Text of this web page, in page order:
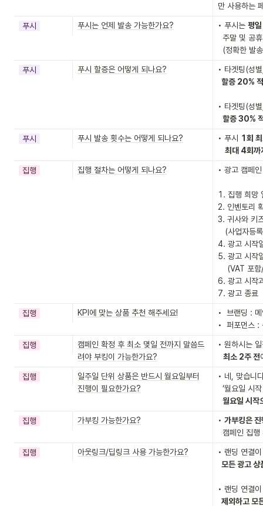
만 사용하는
푸시 푸시는 언제 발송 가능한가요? • 푸시는 평
(정확한
푸시 푸시 할증은 어떻게 되나요?
• 타겟팅(성
할증 20%
• 타겟팅(성
할증 30%
푸시 푸시 발송 횟수는 어떻게 되나요? • 푸시 1회
최대 4회까
집행 집행 절차는 어떻게 되나요? • 광고 캠페
1. 집행 희망
2. 인벤토리
3. 귀사와 키
4. 광고 시작
5. 광고 시작
6. 광고 시작
7. 광고 종료
집행 KPI에 맞는 상품 추천 해주세요!
•  브랜딩 :
•  퍼포먼스 :
집행
캠페인 확정 후 최소 몇일 전까지 말씀드
려야 부킹이 가능한가요?
• 원하시는
   최소 2주 전
집행
일주일 단위 상품은 반드시 월요일부터
진행이 필요한가요?
• 네, 맞습니
월요일 시작
집행 가부킹 가능한가요? • 가부킹은
캠페인 집
집행 아웃링크/딥링크 사용 가능한가요?
• 랜딩 연결
모든 광고
• 랜딩 연결
제외하고